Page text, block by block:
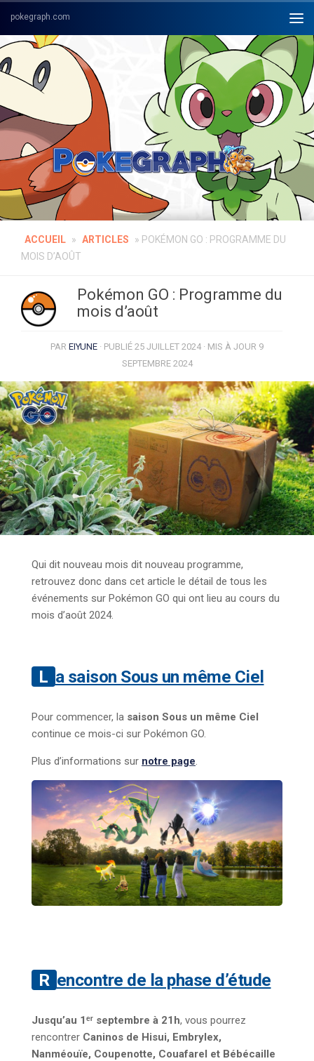
Skip to content
ACCUEIL » ARTICLES » POKÉMON GO : PROGRAMME DU
MOIS D’AOÛT
Pokémon GO : Programme du
mois d’août
PAR EIYUNE · PUBLIÉ 25 JUILLET 2024· MIS À JOUR 9
SEPTEMBRE 2024
Qui dit nouveau mois dit nouveau programme,
retrouvez donc dans cet article le détail de tous les
événements sur Pokémon GO qui ont lieu au cours du
mois d’août 2024.
La saison Sous un même Ciel
Pour commencer, la saison Sous un même Ciel
continue ce mois-ci sur Pokémon GO.
Plus d’informations sur notre page.
Rencontre de la phase d’étude
Jusqu’au 1ᵉʳ septembre à 21h, vous pourrez
rencontrer Caninos de Hisui, Embrylex,
Nanméouïe, Coupenotte, Couafarel et Bébécaille